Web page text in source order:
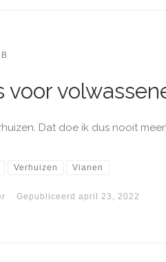
voor
Dat doe ik dus nooit
Verhuizen Vianen
Gepubliceerd april 23, 2022